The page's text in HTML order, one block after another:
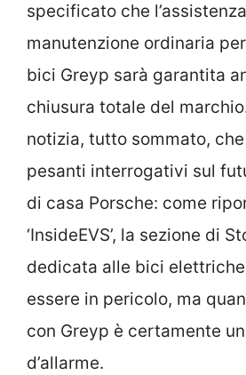
specificato che
manutenzione ordinaria
bici Greyp sarà garantita
chiusura totale del
notizia, tutto sommato,
pesanti interrogativi sul
di casa Porsche: come
‘InsideEVS’, la sezione di
dedicata alle bici
essere in pericolo, ma
con Greyp è certamente
d’allarme.